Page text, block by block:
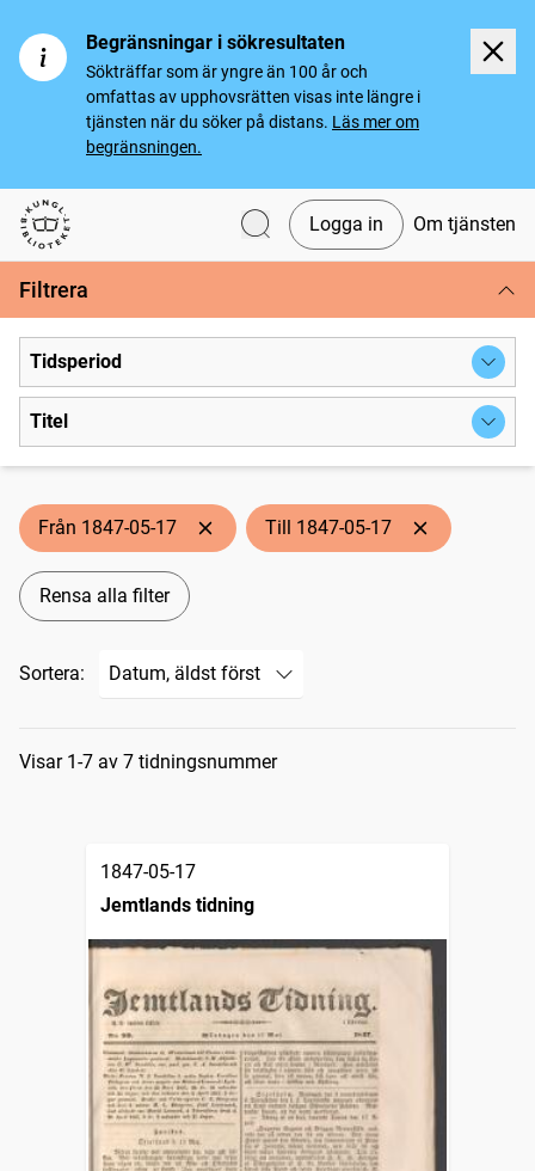
Begränsningar i sökresultaten
Sökträffar som är yngre än 100 år och
omfattas av upphovsrätten visas inte längre i
tjänsten när du söker på distans. Läs mer om
begränsningen.
Svenska tidningar
Logga in Om tjänsten
Filtrera
Tidsperiod
Titel
Från 1847-05-17 Till 1847-05-17
Rensa alla filter
Sortera:
Sökresultat
Visar 1-7 av 7 tidningsnummer
1847-05-17
Jemtlands tidning